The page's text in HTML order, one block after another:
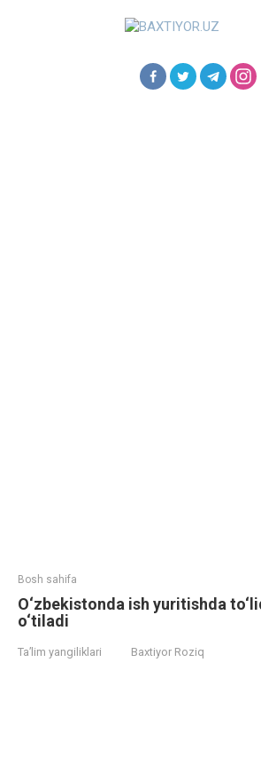
Bosh sahifa
O‘zbekistonda ish yuritishda
o‘tiladi
Ta’lim yangiliklari Baxtiyor Roziq